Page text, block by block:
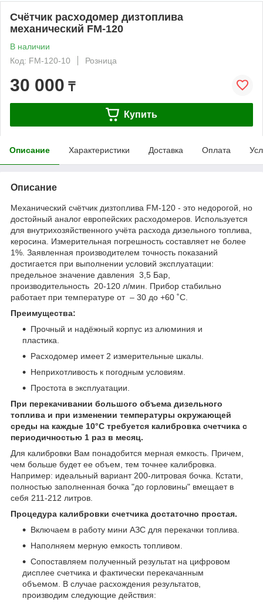
Счётчик расходомер дизтоплива
механический FM-120
В наличии
Код: FM-120-10
Розница
30 000 ₸
Купить
Описание Характеристики Доставка Оплата
Описание
Механический счётчик дизтоплива FM-120 - это недорогой, но
достойный аналог европейских расходомеров. Используется
для внутрихозяйственного учёта расхода дизельного топлива,
керосина. Измерительная погрешность составляет не более
1%. Заявленная производителем точность показаний
достигается при выполнении условий эксплуатации:
предельное значение давления 3,5 Бар,
производительность 20-120 л/мин. Прибор стабильно
работает при температуре от – 30 до +60 ˚С.
Преимущества:
Прочный и надёжный корпус из алюминия и
пластика.
Расходомер имеет 2 измерительные шкалы.
Неприхотливость к погодным условиям.
Простота в эксплуатации.
При перекачивании большого объема дизельного
топлива и при изменении температуры окружающей
среды на каждые 10°C требуется калибровка счетчика с
периодичностью 1 раз в месяц.
Для калибровки Вам понадобится мерная емкость. Причем,
чем больше будет ее объем, тем точнее калибровка.
Например: идеальный вариант 200-литровая бочка. Кстати,
полностью заполненная бочка "до горловины" вмещает в
себя 211-212 литров.
Процедура калибровки счетчика достаточно простая.
Включаем в работу мини АЗС для перекачки топлива.
Наполняем мерную емкость топливом.
Сопоставляем полученный результат на цифровом
дисплее счетчика и фактически перекачанным
объемом. В случае расхождения результатов,
производим следующие действия: